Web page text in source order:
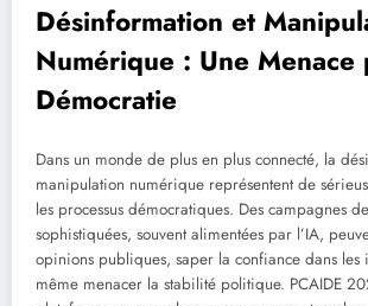
Désinformation et
Numérique : Une Menace
Démocratie
Dans un monde de plus en plus connecté, la
manipulation numérique représentent de
les processus démocratiques. Des campagnes
sophistiquées, souvent alimentées par l’IA,
opinions publiques, saper la confiance dans les
même menacer la stabilité politique. PCAIDE